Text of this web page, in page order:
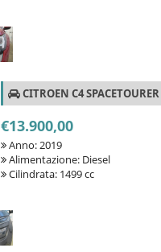
CITROEN C4
€13.900,00
Anno: 2019
Alimentazione: Diesel
Cilindrata: 1499 cc